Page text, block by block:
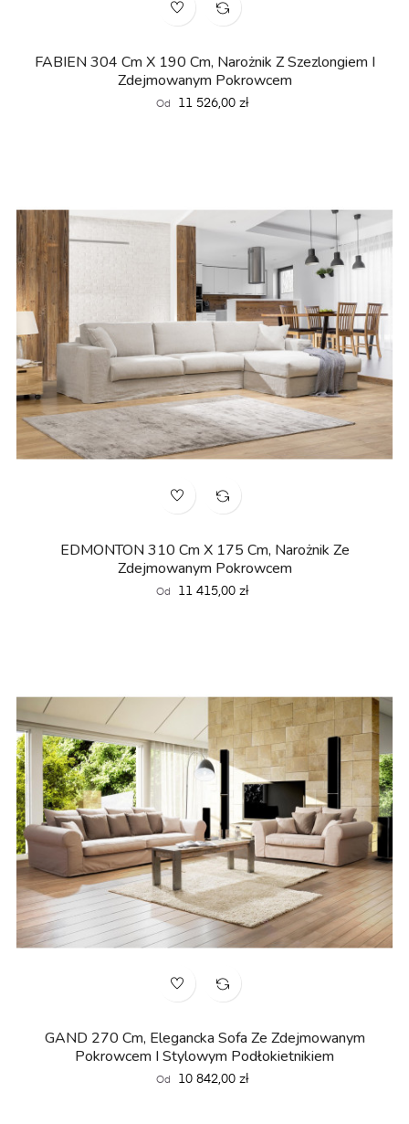
FABIEN 304 Cm X 190 Cm, Narożnik Z Szezlongiem I
Zdejmowanym Pokrowcem
Od Cena
11 526,00 zł
EDMONTON 310 Cm X 175 Cm, Narożnik Ze
Zdejmowanym Pokrowcem
Od Cena
11 415,00 zł
GAND 270 Cm, Elegancka Sofa Ze Zdejmowanym
Pokrowcem I Stylowym Podłokietnikiem
Od Cena
10 842,00 zł